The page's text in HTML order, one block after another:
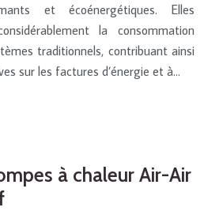
et écoénergétiques. Elles
la consommation
traditionnels, contribuant ainsi
sur les factures d’énergie et à…
à chaleur Air-Air